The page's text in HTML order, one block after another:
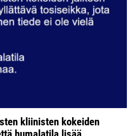
kliinisten kokeiden